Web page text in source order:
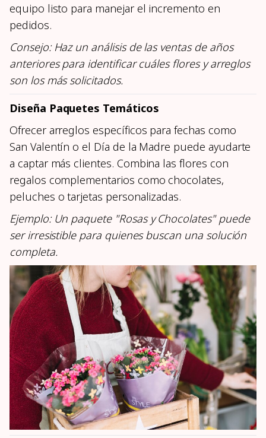
equipo listo para manejar el incremento en
pedidos.
Consejo: Haz un análisis de las ventas de años
anteriores para identificar cuáles flores y arreglos
son los más solicitados.
Diseña Paquetes Temáticos
Ofrecer arreglos específicos para fechas como
San Valentín o el Día de la Madre puede ayudarte
a captar más clientes. Combina las flores con
regalos complementarios como chocolates,
peluches o tarjetas personalizadas.
Ejemplo: Un paquete "Rosas y Chocolates" puede
ser irresistible para quienes buscan una solución
completa.